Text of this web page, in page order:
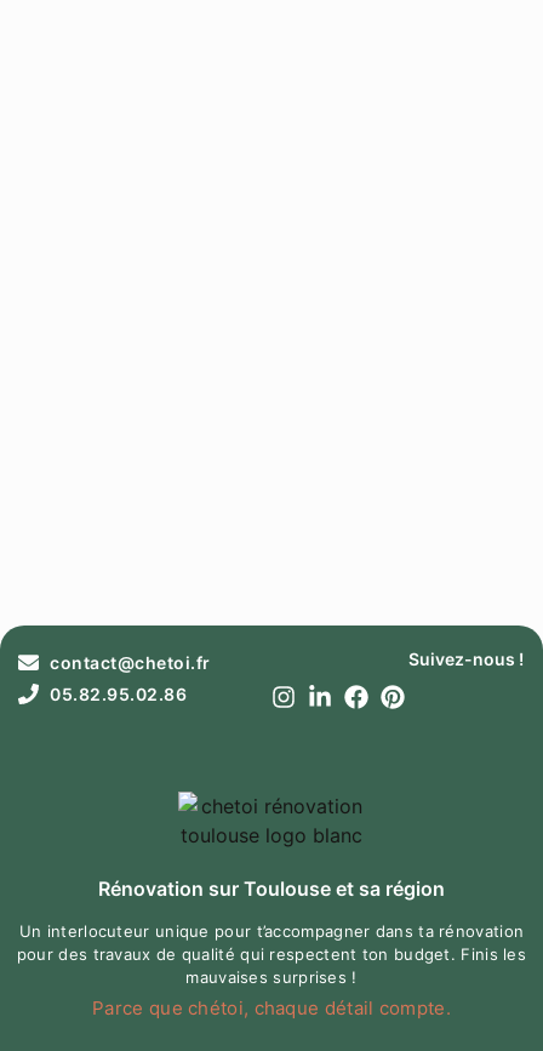
contact@chetoi.fr
05.82.95.02.86
Suivez-nous !
Rénovation sur Toulouse et sa région
Un interlocuteur unique pour t’accompagner dans ta rénovation
pour des travaux de qualité qui respectent ton budget. Finis les
mauvaises surprises !
Parce que chétoi, chaque détail compte.